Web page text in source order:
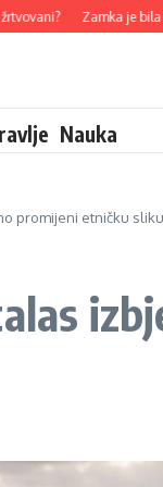
Zamka je bila
Nauka
promijeni etničku